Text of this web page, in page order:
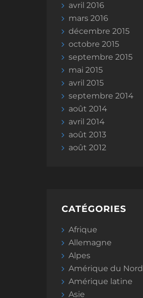
avril 2016
mars 2016
décembre 2015
octobre 2015
septembre 2015
mai 2015
avril 2015
septembre 2014
août 2014
avril 2014
août 2013
août 2012
CATÉGORIES
Afrique
Allemagne
Alpes
Amérique du Nord
Amérique latine
Asie